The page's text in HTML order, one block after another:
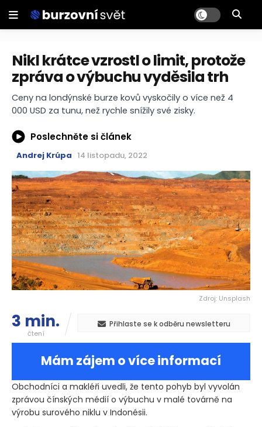
Nikl krátce vzrostl o limit, protože
zpráva o výbuchu vyděsila trh
Ceny na londýnské burze kovů vyskočily o více než 4
000 USD za tunu, než rychle snížily své zisky.
Poslechněte si článek
Andrej Krúpa 14 listopadu, 2022
Zdroj: Unsplash
3 min.
čtení
Přihlaste se k odběru newsletteru
Mám zájem o více informací
Obchodníci a makléři uvedli, že tento pohyb byl vyvolán
zprávou čínských médií o výbuchu v malé továrně na
výrobu surového niklu v Indonésii.